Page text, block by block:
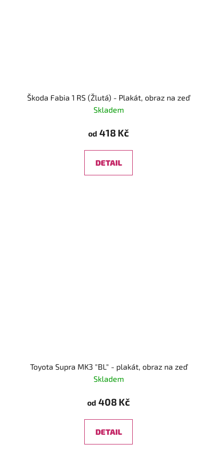
Škoda Fabia 1 RS (Žlutá) - Plakát, obraz na zeď
Skladem
od 418 Kč
DETAIL
Toyota Supra MK3 "BL" - plakát, obraz na zeď
Skladem
od 408 Kč
DETAIL